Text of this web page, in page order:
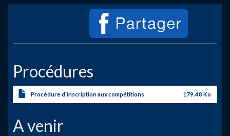
Procédures
Procédure d'inscription aux compétitions 179.48 Ko
A venir